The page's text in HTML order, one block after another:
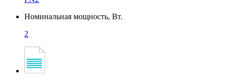
Номинальная мощность, Вт.
2